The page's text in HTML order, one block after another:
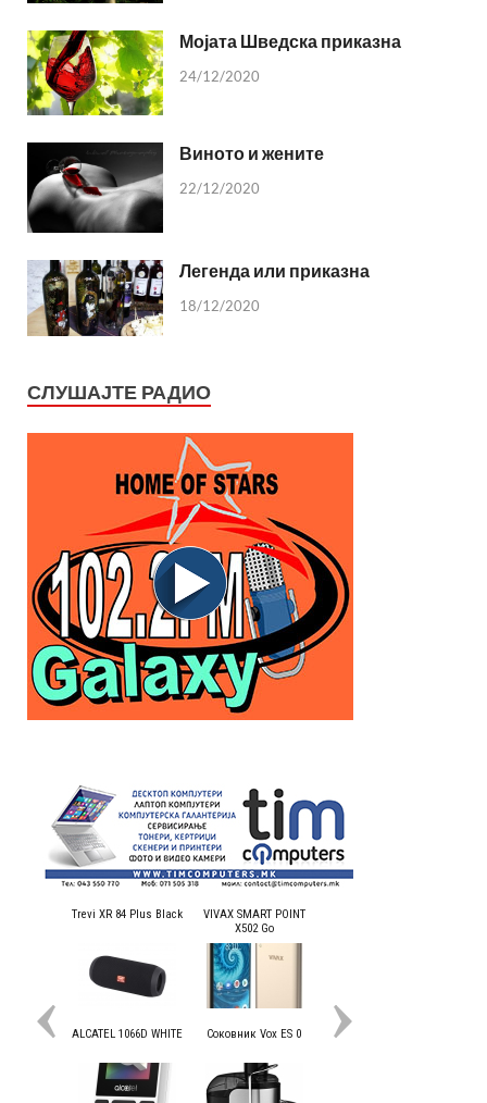
Мојата Шведска приказна
24/12/2020
Виното и жените
22/12/2020
Легенда или приказна
18/12/2020
СЛУШАЈТЕ РАДИО